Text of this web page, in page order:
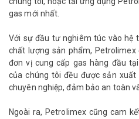
gas mới nhất.
Với sự đầu tư nghiêm túc vào hệ
chất lượng sản phẩm,
đơn vị cung cấp gas hàng đầu
của chúng tôi đều được sản
chuyên nghiệp, đảm bảo an toàn
Ngoài ra, Petrolimex cũng cam